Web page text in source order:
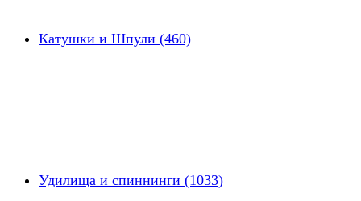
Катушки и Шпули (460)
Удилища и спиннинги (1033)